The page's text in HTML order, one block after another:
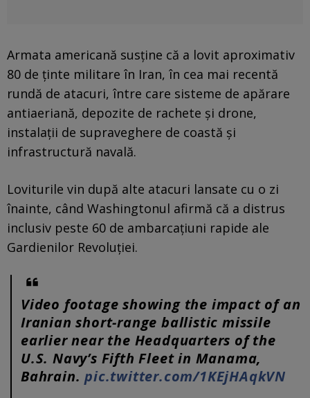
Armata americană susține că a lovit aproximativ
80 de ținte militare în Iran, în cea mai recentă
rundă de atacuri, între care sisteme de apărare
antiaeriană, depozite de rachete și drone,
instalații de supraveghere de coastă și
infrastructură navală.
Loviturile vin după alte atacuri lansate cu o zi
înainte, când Washingtonul afirmă că a distrus
inclusiv peste 60 de ambarcațiuni rapide ale
Gardienilor Revoluției.
Video footage showing the impact of an
Iranian short-range ballistic missile
earlier near the Headquarters of the
U.S. Navy’s Fifth Fleet in Manama,
Bahrain.pic.twitter.com/1KEjHAqkVN